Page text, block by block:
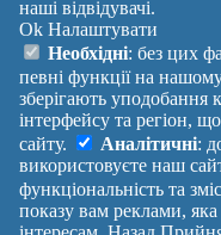
reklama
Правила
Допомога
Платні
послуги
наші відвідувачі.
Ok Налаштувати
Необхідні: без цих
певні функції на
зберігають уподобання
інтерфейсу та регіон,
сайту.
Аналітичні:
використовуєте наш
функціональність та
показу вам реклами,